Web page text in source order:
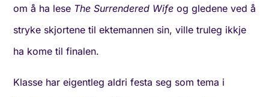
om å ha lese The Surrendered Wife og gledene ved å
stryke skjortene til ektemannen sin, ville truleg ikkje
ha kome til finalen.
Klasse har eigentleg aldri festa seg som tema i